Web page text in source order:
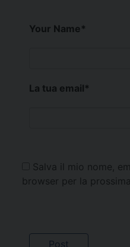
Your Name*
La tua email*
Salva il mio nome,
browser per la